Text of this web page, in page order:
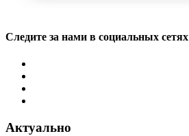
Следите за нами в социальных сетях
Актуально